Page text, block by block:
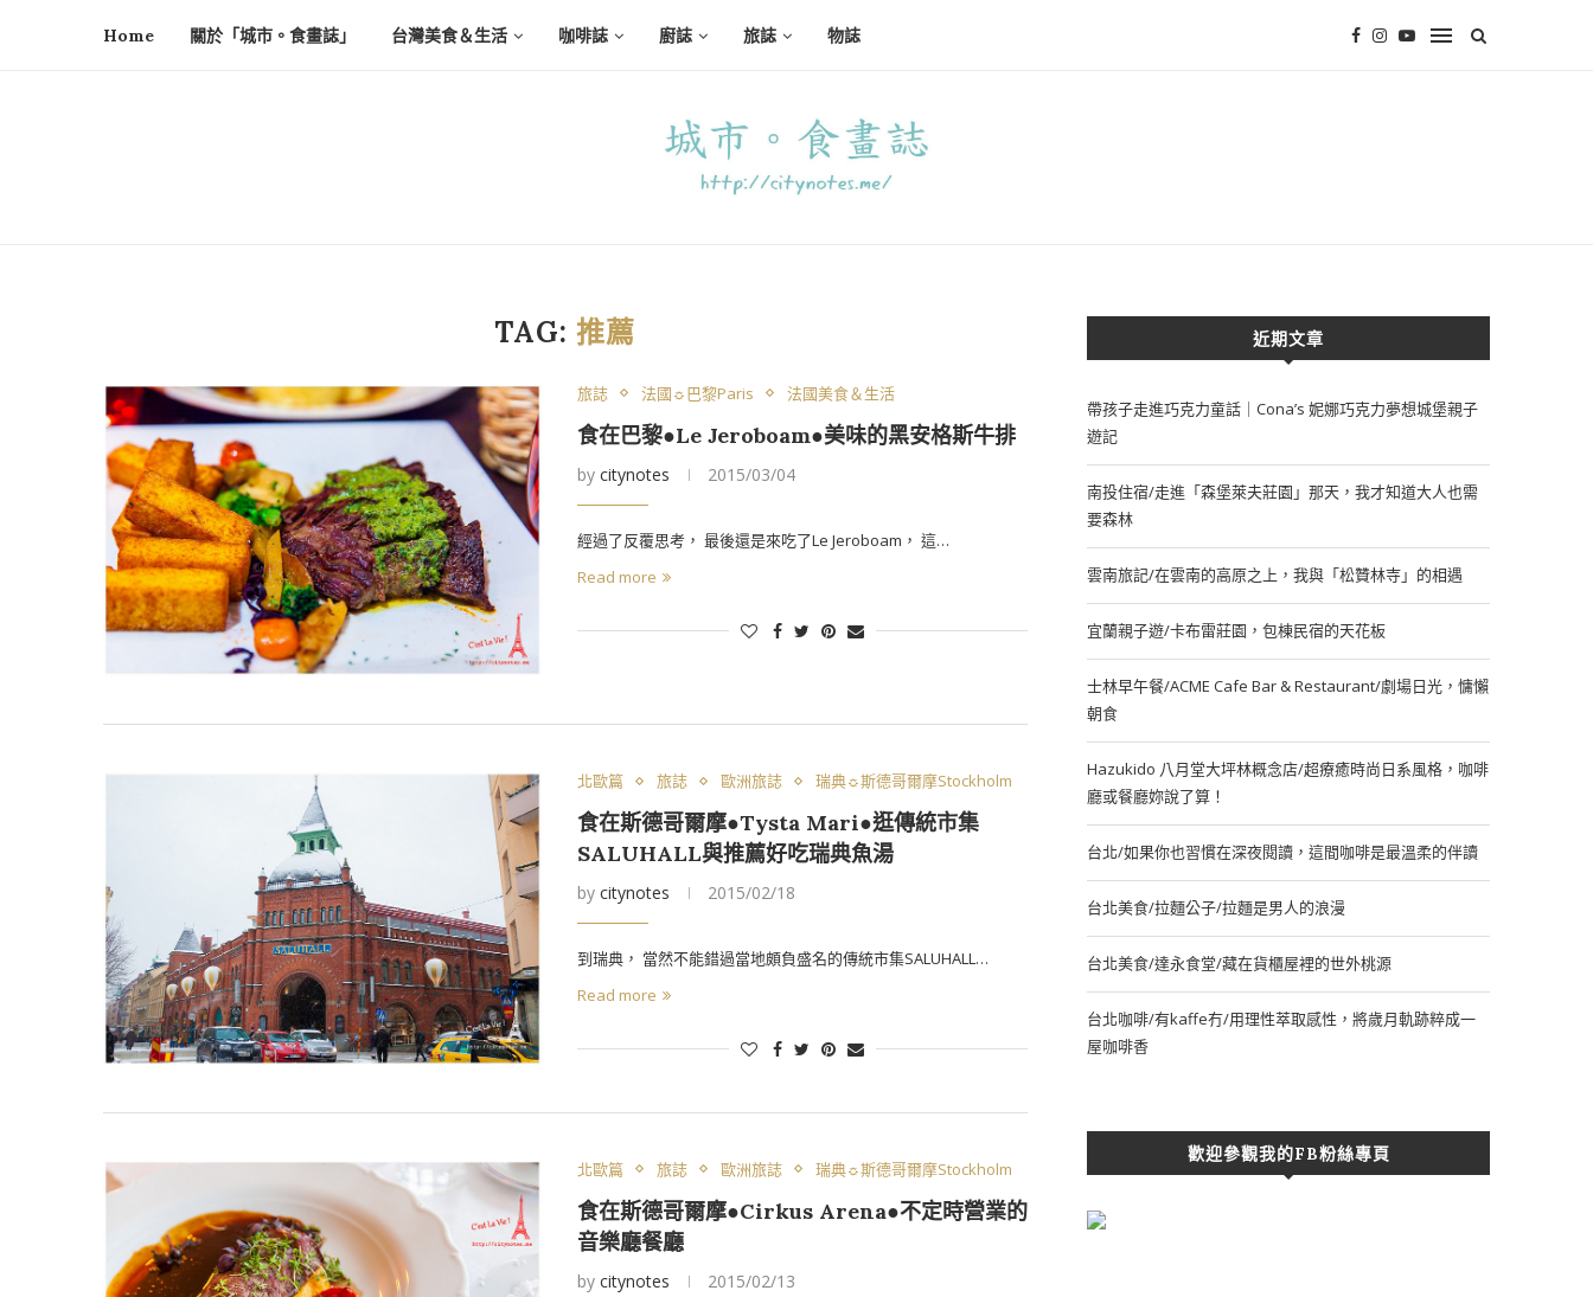
Home 關於「城市。食畫誌」 台灣美食＆生活 咖啡誌 廚誌 旅誌 物誌
TAG:推薦
旅誌 法國☼巴黎Paris 法國美食＆生活
食在巴黎●Le Jeroboam●美味的黑安格斯牛排
by citynotes 2015/03/04
經過了反覆思考， 最後還是來吃了Le Jeroboam， 這…
Read more
北歐篇 旅誌 歐洲旅誌 瑞典☼斯德哥爾摩Stockholm
食在斯德哥爾摩●Tysta Mari●逛傳統市集
SALUHALL與推薦好吃瑞典魚湯
by citynotes 2015/02/18
到瑞典， 當然不能錯過當地頗負盛名的傳統市集SALUHALL…
Read more
北歐篇 旅誌 歐洲旅誌 瑞典☼斯德哥爾摩Stockholm
食在斯德哥爾摩●Cirkus Arena●不定時營業的
音樂廳餐廳
by citynotes 2015/02/13
近期文章
帶孩子走進巧克力童話｜Cona’s 妮娜巧克力夢想城堡親子
遊記
南投住宿/走進「森堡萊夫莊園」那天，我才知道大人也需
要森林
雲南旅記/在雲南的高原之上，我與「松贊林寺」的相遇
宜蘭親子遊/卡布雷莊園，包棟民宿的天花板
士林早午餐/ACME Cafe Bar & Restaurant/劇場日光，慵懶
朝食
Hazukido 八月堂大坪林概念店/超療癒時尚日系風格，咖啡
廳或餐廳妳說了算！
台北/如果你也習慣在深夜閱讀，這間咖啡是最溫柔的伴讀
台北美食/拉麵公子/拉麵是男人的浪漫
台北美食/達永食堂/藏在貨櫃屋裡的世外桃源
台北咖啡/有kaffe冇/用理性萃取感性，將歲月軌跡粹成一
屋咖啡香
歡迎參觀我的FB粉絲專頁